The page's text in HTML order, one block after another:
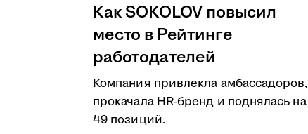
Как SOKOLOV повысил
место в Рейтинге
работодателей
Компания привлекла амбассадоров,
прокачала HR-бренд и поднялась на
49 позиций.